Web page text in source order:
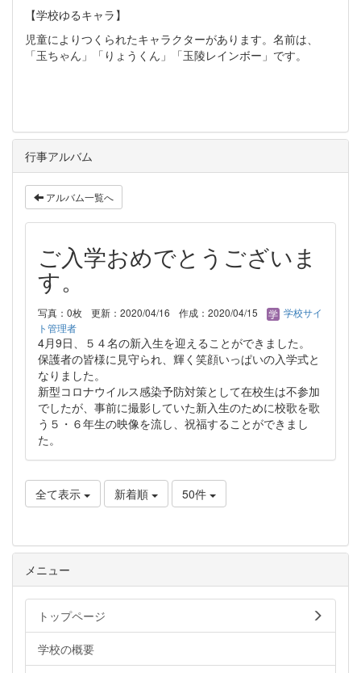
【学校ゆるキャラ】
児童によりつくられたキャラクターがあります。名前は、
「玉ちゃん」「りょうくん」「玉陵レインボー」です。
行事アルバム
アルバム一覧へ
ご入学おめでとうございま
す。
写真：0枚 更新：2020/04/16 作成：2020/04/15
学校サイ
ト管理者
4月9日、５４名の新入生を迎えることができました。
保護者の皆様に見守られ、輝く笑顔いっぱいの入学式と
なりました。
新型コロナウイルス感染予防対策として在校生は不参加
でしたが、事前に撮影していた新入生のために校歌を歌
う５・６年生の映像を流し、祝福することができまし
た。
全て表示 新着順 50件
メニュー
トップページ
学校の概要